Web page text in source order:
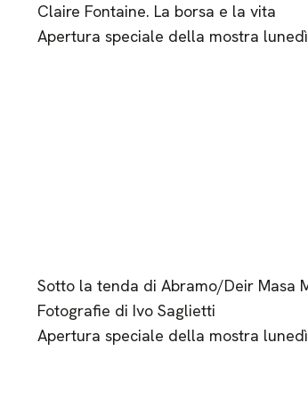
Claire Fontaine. La borsa e la vita
Apertura speciale della mostra
Sotto la tenda di Abramo/Deir Masa
Fotografie di Ivo Saglietti
Apertura speciale della mostra